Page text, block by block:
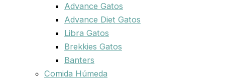
Advance Gatos
Advance Diet Gatos
Libra Gatos
Brekkies Gatos
Banters
Comida Húmeda